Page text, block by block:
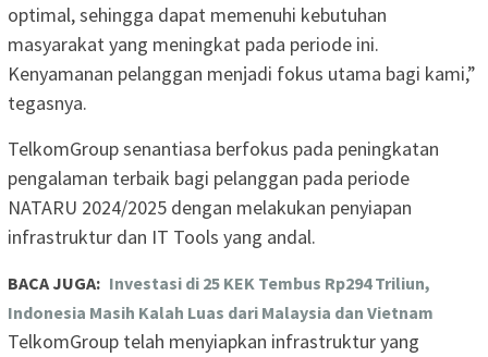
optimal, sehingga dapat memenuhi kebutuhan
masyarakat yang meningkat pada periode ini.
Kenyamanan pelanggan menjadi fokus utama bagi kami,”
tegasnya.
TelkomGroup senantiasa berfokus pada peningkatan
pengalaman terbaik bagi pelanggan pada periode
NATARU 2024/2025 dengan melakukan penyiapan
infrastruktur dan IT Tools yang andal.
BACA JUGA: Investasi di 25 KEK Tembus Rp294 Triliun,
Indonesia Masih Kalah Luas dari Malaysia dan Vietnam
TelkomGroup telah menyiapkan infrastruktur yang